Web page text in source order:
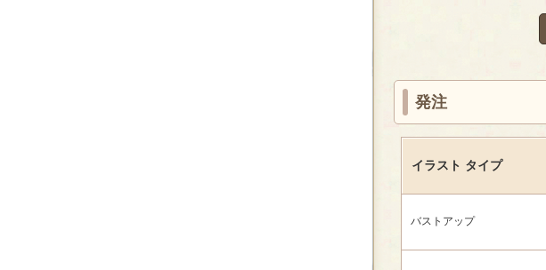
発注
イラスト タイプ
バストアップ